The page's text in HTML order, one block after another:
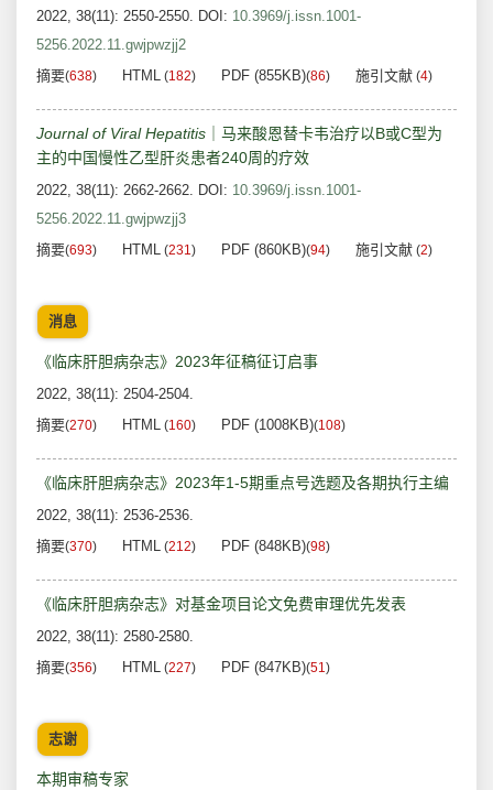
2022, 38(11): 2550-2550. DOI: 10.3969/j.issn.1001-
5256.2022.11.gwjpwzjj2
摘要(638) HTML (182) PDF (855KB)(86) 施引文献 (4)
Journal of Viral Hepatitis ｜马来酸恩替卡韦治疗以B或C型为
主的中国慢性乙型肝炎患者240周的疗效
2022, 38(11): 2662-2662. DOI: 10.3969/j.issn.1001-
5256.2022.11.gwjpwzjj3
摘要(693) HTML (231) PDF (860KB)(94) 施引文献 (2)
消息
《临床肝胆病杂志》2023年征稿征订启事
2022, 38(11): 2504-2504.
摘要(270) HTML (160) PDF (1008KB)(108)
《临床肝胆病杂志》2023年1-5期重点号选题及各期执行主编
2022, 38(11): 2536-2536.
摘要(370) HTML (212) PDF (848KB)(98)
《临床肝胆病杂志》对基金项目论文免费审理优先发表
2022, 38(11): 2580-2580.
摘要(356) HTML (227) PDF (847KB)(51)
志谢
本期审稿专家